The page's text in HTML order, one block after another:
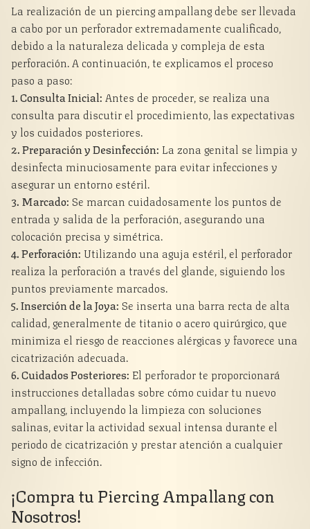
La realización de un piercing ampallang debe ser llevada
a cabo por un perforador extremadamente cualificado,
debido a la naturaleza delicada y compleja de esta
perforación. A continuación, te explicamos el proceso
paso a paso:
1. Consulta Inicial: Antes de proceder, se realiza una
consulta para discutir el procedimiento, las expectativas
y los cuidados posteriores.
2. Preparación y Desinfección: La zona genital se limpia y
desinfecta minuciosamente para evitar infecciones y
asegurar un entorno estéril.
3. Marcado: Se marcan cuidadosamente los puntos de
entrada y salida de la perforación, asegurando una
colocación precisa y simétrica.
4. Perforación: Utilizando una aguja estéril, el perforador
realiza la perforación a través del glande, siguiendo los
puntos previamente marcados.
5. Inserción de la Joya: Se inserta una barra recta de alta
calidad, generalmente de titanio o acero quirúrgico, que
minimiza el riesgo de reacciones alérgicas y favorece una
cicatrización adecuada.
6. Cuidados Posteriores: El perforador te proporcionará
instrucciones detalladas sobre cómo cuidar tu nuevo
ampallang, incluyendo la limpieza con soluciones
salinas, evitar la actividad sexual intensa durante el
periodo de cicatrización y prestar atención a cualquier
signo de infección.
¡Compra tu Piercing Ampallang con
Nosotros!